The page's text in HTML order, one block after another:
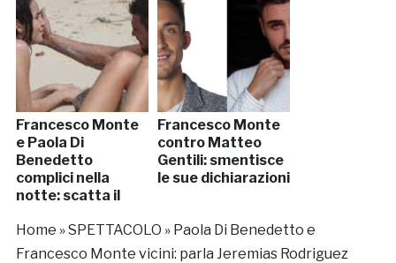
Francesco Monte
e Paola Di
Benedetto
complici nella
notte: scatta il
Francesco Monte
contro Matteo
Gentili: smentisce
le sue dichiarazioni
Home »SPETTACOLO » Paola Di Benedetto e
Francesco Monte vicini: parla Jeremias Rodriguez